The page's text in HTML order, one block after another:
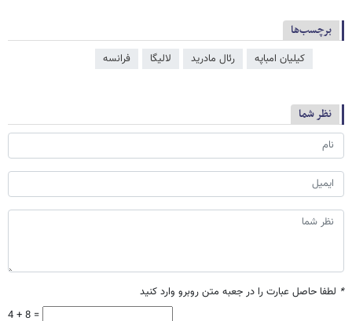
برچسب‌ها
کیلیان امباپه رئال مادرید لالیگا فرانسه
نظر شما
* لطفا حاصل عبارت را در جعبه متن روبرو وارد کنید
4 + 8 =